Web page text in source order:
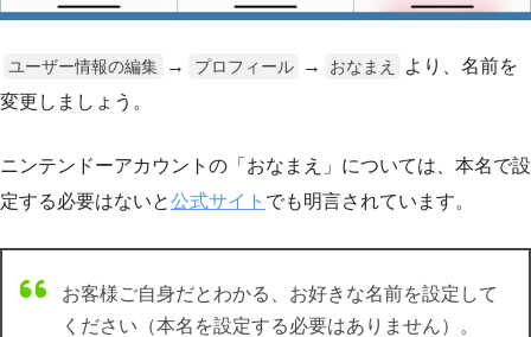
ユーザー情報の編集 → プロフィール → おなまえ
より、名前を
変更しましょう。
ニンテンドーアカウントの「おなまえ」については、本名で設
定する必要はないと公式サイト でも明言されています。
お客様ご自身だとわかる、お好きな名前を設定して
ください（本名を設定する必要はありません）。